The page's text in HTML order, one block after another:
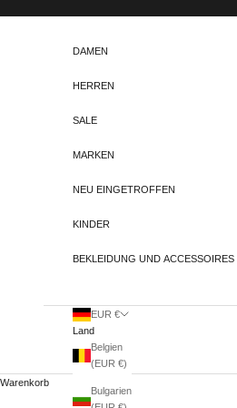
DAMEN
HERREN
SALE
MARKEN
NEU EINGETROFFEN
KINDER
BEKLEIDUNG UND ACCESSOIRES
EUR €
Land
Belgien
(EUR €)
Bulgarien
Warenkorb